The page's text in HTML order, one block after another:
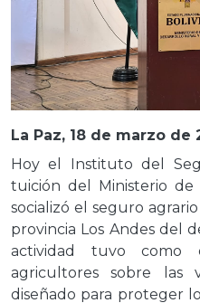
La Paz, 18 de marzo de
Hoy el Instituto del
tuición del Ministerio de
socializó el seguro
provincia Los Andes del
actividad tuvo como
agricultores sobre las
diseñado para proteger